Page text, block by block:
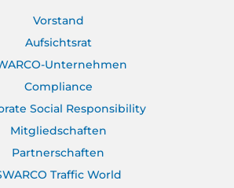
Vorstand
Aufsichtsrat
Unternehmen
Compliance
Social Responsibility
Mitgliedschaften
Partnerschaften
Traffic World